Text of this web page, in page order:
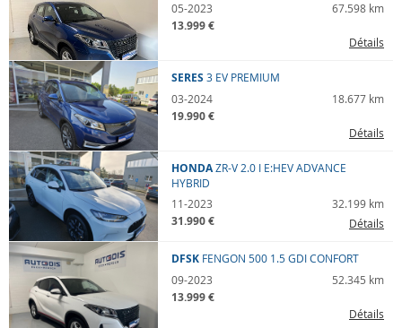
05-2023
67.598 km
13.999 €
Détails
SERES 3 EV PREMIUM
03-2024
18.677 km
19.990 €
Détails
HONDAZR-V 2.0 I E:HEV ADVANCE
HYBRID
11-2023
32.199 km
31.990 € Détails
DFSK FENGON 500 1.5 GDI CONFORT
09-2023
52.345 km
13.999 €
Détails